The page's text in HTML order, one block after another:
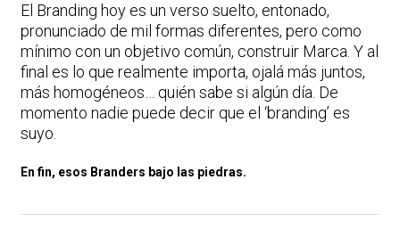
El Branding hoy es un verso suelto, entonado,
pronunciado de mil formas diferentes, pero como
mínimo con un objetivo común, construir Marca. Y al
final es lo que realmente importa, ojalá más juntos,
más homogéneos… quién sabe si algún día. De
momento nadie puede decir que el ‘branding’ es
suyo.
En fin, esos Branders bajo las piedras.